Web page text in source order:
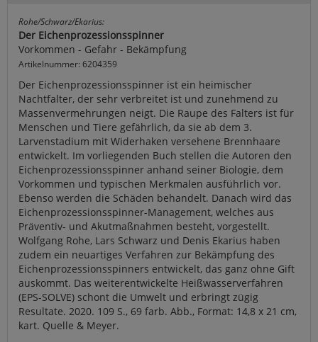
Rohe/Schwarz/Ekarius:
Der Eichenprozessionsspinner
Vorkommen - Gefahr - Bekämpfung
Artikelnummer: 6204359
Der Eichenprozessionsspinner ist ein heimischer
Nachtfalter, der sehr verbreitet ist und zunehmend zu
Massenvermehrungen neigt. Die Raupe des Falters ist für
Menschen und Tiere gefährlich, da sie ab dem 3.
Larvenstadium mit Widerhaken versehene Brennhaare
entwickelt. Im vorliegenden Buch stellen die Autoren den
Eichenprozessionsspinner anhand seiner Biologie, dem
Vorkommen und typischen Merkmalen ausführlich vor.
Ebenso werden die Schäden behandelt. Danach wird das
Eichenprozessionsspinner-Management, welches aus
Präventiv- und Akutmaßnahmen besteht, vorgestellt.
Wolfgang Rohe, Lars Schwarz und Denis Ekarius haben
zudem ein neuartiges Verfahren zur Bekämpfung des
Eichenprozessionsspinners entwickelt, das ganz ohne Gift
auskommt. Das weiterentwickelte Heißwasserverfahren
(EPS-SOLVE) schont die Umwelt und erbringt zügig
Resultate. 2020. 109 S., 69 farb. Abb., Format: 14,8 x 21 cm,
kart. Quelle & Meyer.